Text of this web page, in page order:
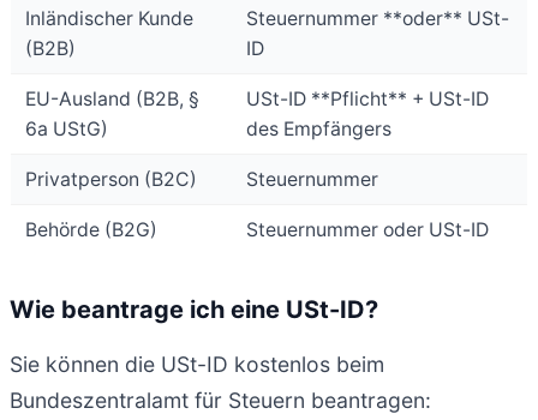
Inländischer Kunde
(B2B)
Steuernummer **oder** USt-
ID
EU-Ausland (B2B, §
6a UStG)
USt-ID **Pflicht** + USt-ID
des Empfängers
Privatperson (B2C) Steuernummer
Behörde (B2G) Steuernummer oder USt-ID
Wie beantrage ich eine USt-ID?
Sie können die USt-ID kostenlos beim
Bundeszentralamt für Steuern beantragen: